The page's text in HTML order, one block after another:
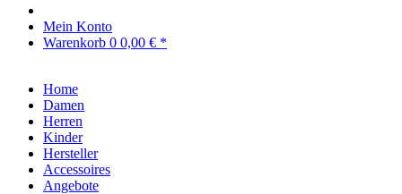
Mein Konto
Warenkorb 0 0,00 € *
Home
Damen
Herren
Kinder
Hersteller
Accessoires
Angebote